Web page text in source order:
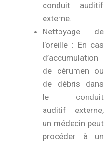
conduit auditif
externe.
Nettoyage de
l’oreille : En cas
d’accumulation
de cérumen ou
de débris dans
le conduit
auditif externe,
un médecin peut
procéder à un